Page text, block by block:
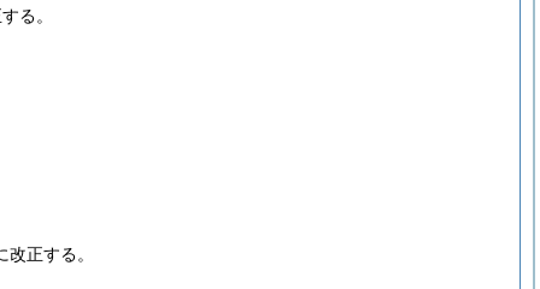
る。
正する。